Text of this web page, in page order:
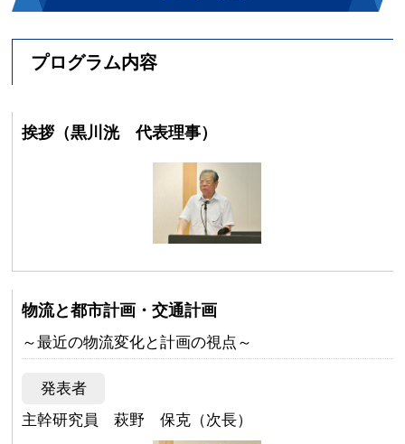
プログラム内容
挨拶（黒川洸 代表理事）
物流と都市計画・交通計画
～最近の物流変化と計画の視点～
発表者
主幹研究員 萩野 保克（次長）